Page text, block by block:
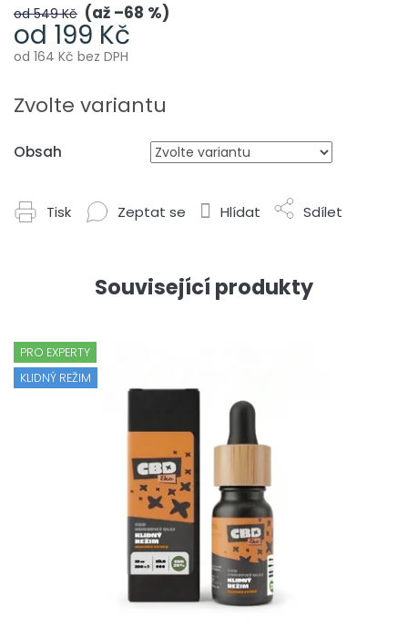
od 549 Kč až –68 %
od 199 Kč
od 164 Kč bez DPH
cena:
Zvolte variantu
Obsah
Tisk Zeptat se Hlídat Sdílet
Související produkty
PRO EXPERTY
KLIDNÝ REŽIM